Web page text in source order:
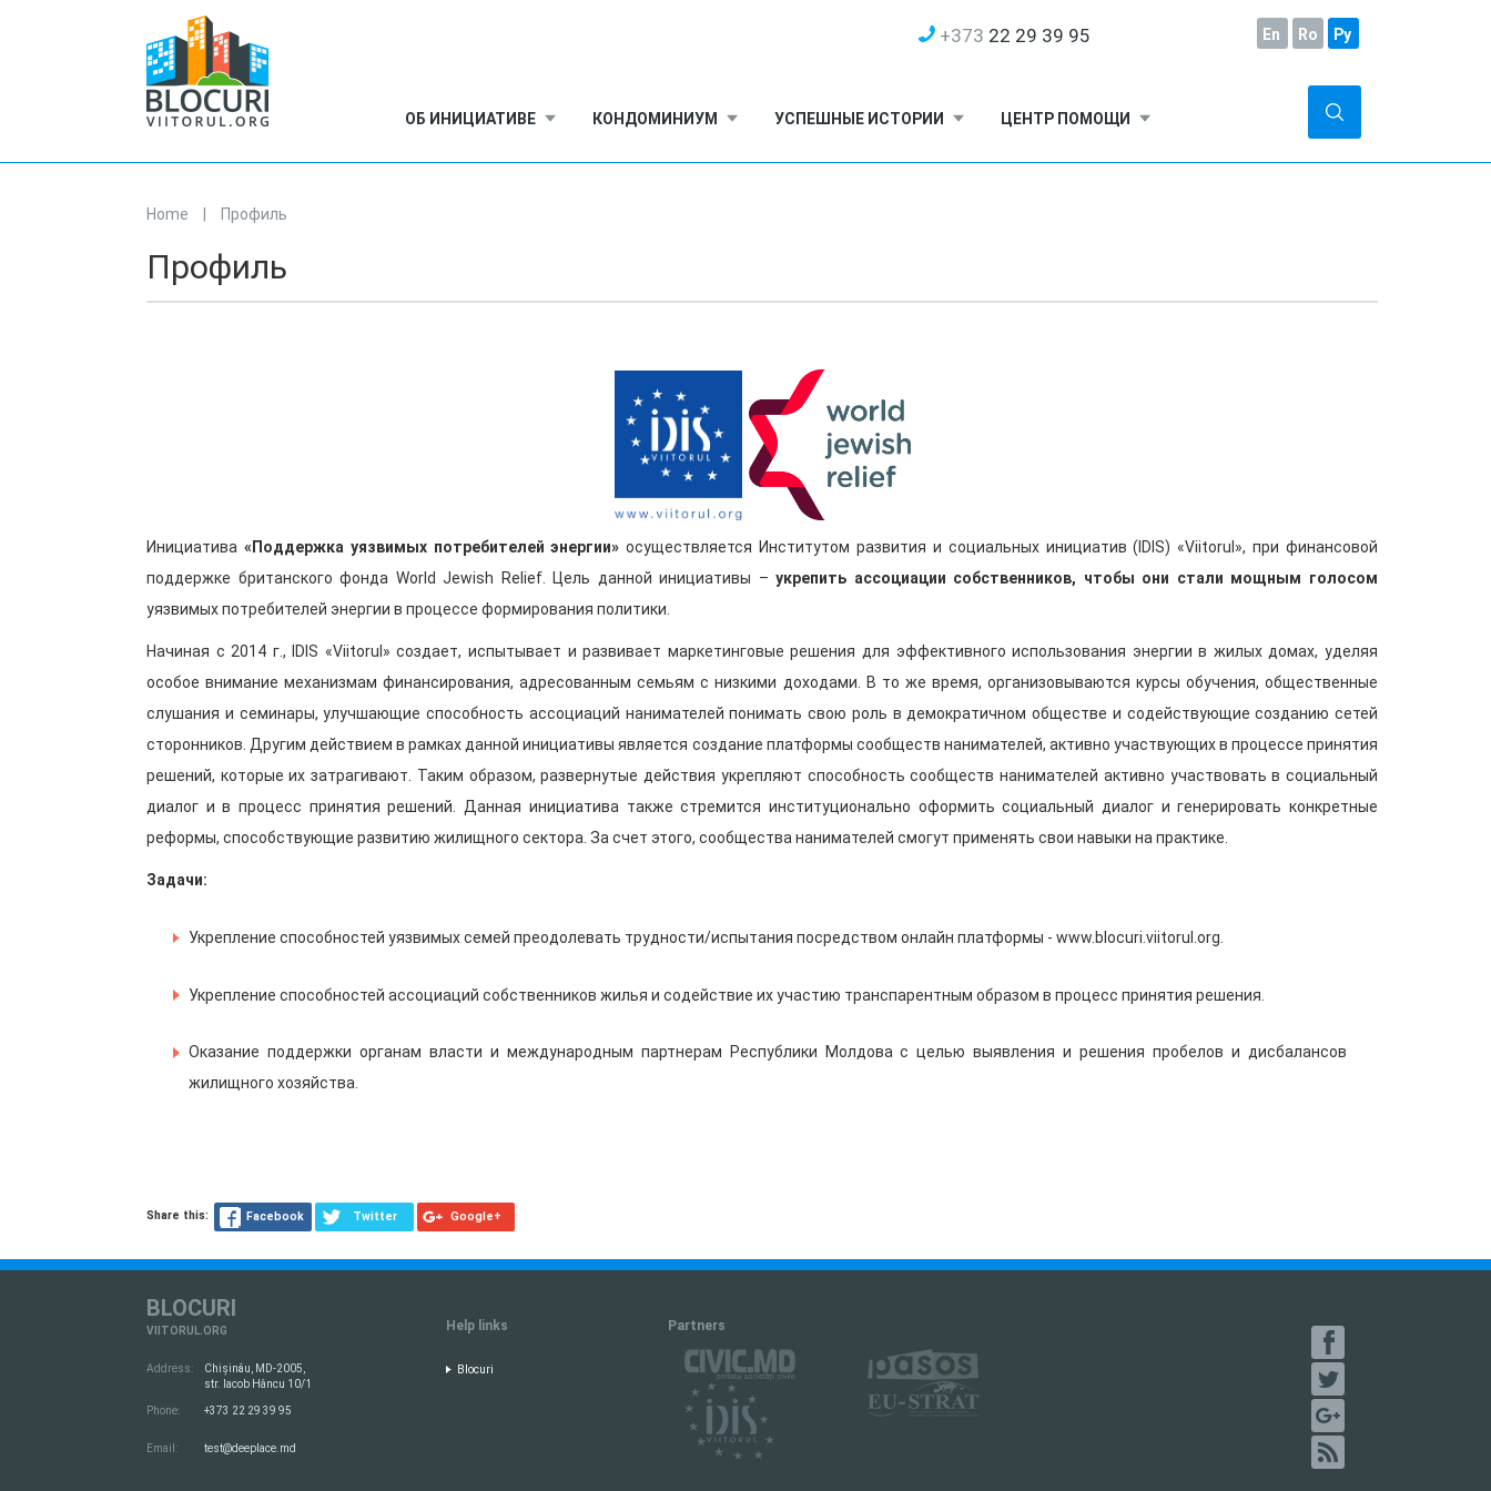
+373 22 29 39 95 En Ro Ру
ОБ ИНИЦИАТИВЕ КОНДОМИНИУМ УСПЕШНЫЕ ИСТОРИИ ЦЕНТР ПОМОЩИ
You are here
Home Профиль
Профиль
Инициатива «Поддержка уязвимых потребителей энергии» осуществляется Институтом развития и социальных инициатив (IDIS) «Viitorul», при финансовой
поддержке британского фонда World Jewish Relief. Цель данной инициативы –укрепить ассоциации собственников, чтобы они стали мощным голосом
уязвимых потребителей энергии в процессе формирования политики.
Начиная с 2014 г., IDIS «Viitorul» создает, испытывает и развивает маркетинговые решения для эффективного использования энергии в жилых домах, уделяя
особое внимание механизмам финансирования, адресованным семьям с низкими доходами. В то же время, организовываются курсы обучения, общественные
слушания и семинары, улучшающие способность ассоциаций нанимателей понимать свою роль в демократичном обществе и содействующие созданию сетей
сторонников. Другим действием в рамках данной инициативы является создание платформы сообществ нанимателей, активно участвующих в процессе принятия
решений, которые их затрагивают. Таким образом, развернутые действия укрепляют способность сообществ нанимателей активно участвовать в социальный
диалог и в процесс принятия решений. Данная инициатива также стремится институционально оформить социальный диалог и генерировать конкретные
реформы, способствующие развитию жилищного сектора. За счет этого, сообщества нанимателей смогут применять свои навыки на практике.
Задачи:
Укрепление способностей уязвимых семей преодолевать трудности/испытания посредством онлайн платформы - www.blocuri.viitorul.org.
Укрепление способностей ассоциаций собственников жилья и содействие их участию транспарентным образом в процесс принятия решения.
Оказание поддержки органам власти и международным партнерам Республики Молдова с целью выявления и решения пробелов и дисбалансов
жилищного хозяйства.
Share this: Facebook Twitter Google+
BLOCURI
VIITORUL.ORG
Address:
Chișinău, MD-2005,
str. Iacob Hâncu 10/1
Phone: +373 22 29 39 95
Email: test@deeplace.md
Help links
Blocuri
Partners